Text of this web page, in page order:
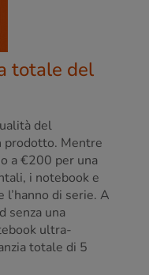
totale del
del
prodotto. Mentre
a €200 per una
i notebook e
di serie. A
senza una
ultra-
totale di 5